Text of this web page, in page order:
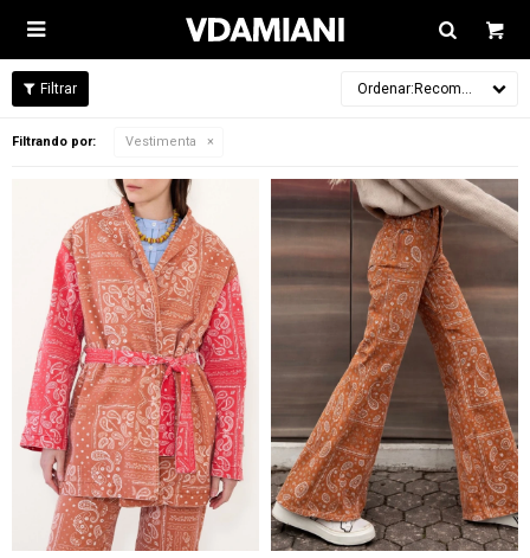

Recomendados
Filtrando por: Vestimenta